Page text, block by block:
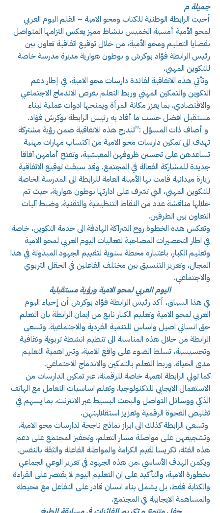
جميلة م
أحيت الرابطة الوطنية للكتاب ومحو الامية – القلم اليوم العربي
لمحو الأمية أمسية الخميس بنشاط مميز يعكس التزامها المتواصل
بقضايا التعليم ومحو الأمية، من خلال توقيع اتفاقية تعاون بين
رئيس الرابطة فؤاد بوكرش و بوطون هوارية مديرة مدرسة خاصة
للتكوين المهني.
وتأتي هذه الاتفاقية لفائدة دارسات محو الامية، في إطار دعم
التكوين والتمكين المهني وربط التعلم بفرص الاندماج الاجتماعي
والاقتصادي، بما يعزز مكانة المرأة ويمنحها ادوات عملية لبناء
مستقبل افضل حسب ما أفاد به رئيس الرابطة بوكرش فؤاد.
و أضاف ذات المسؤل :”تندرج هذه الاتفاقية ضمن رؤية مشتركة
تهدف الى تمكين دارسات محو الامية من اكتساب مهارات مهنية
تساعدهن على تحسين ظروفهن المعيشية، وتفتح أمامهن آفاقا
جديدة للمشاركة الفعالة في المجتمع. وقد سبقت توقيع الاتفاقية
زيارة ميدانية قامت بها الأمينة العامة للرابطة الى المدرسة الخاصة
للتكوين المهني، التي تشرف على ادارتها بوطون هوارية، حيث تم
خلالها مناقشة عدد من النقاط التنظيمية والتقنية، وضبط آليات
التعاون بين الطرفين.
وتعكس هذه الخطوة روح الشراكة الهادفة الى خدمة التكوين، خاصة
في اطار التحضيرات المصاحبة لفعاليات اليوم العربي لمحو الامية
وتعليم الكبار، باعتباره محطة سنوية لتقييم الجهود المبذولة في هذا
المجال، وتعزيز التنسيق بين مختلف الفاعلين في الحقل التربوي
والاجتماعي.
اليوم العربي لمحو الامية ورؤية مستقبلية
في هذا السياق، أكد رئيس الرابطة فؤاد بوكرش أن إحياء اليوم
العربي لمحو الامية وتعليم الكبار نابع من ايمان الرابطة بان التعلم
حق انساني اصيل واساس للتنمية الفردية والاجتماعية. وتسعى
الرابطة من خلال هذه المناسبة الى تنظيم انشطة تربوية وثقافية
وتحسيسية، تسلط الضوء على واقع الامية، وتبرز اهمية التعليم
مدى الحياة، وربط التعلم بالتمكين والاندماج الاجتماعي.
كما تولي الرابطة اهمية خاصة للرقمنة، عبر تمكين الدارسات من
الاستعمال الايجابي للتكنولوجيا، وتعلم اساسيات التعامل مع الهاتف
الذكي ووسائل التواصل والبحث البسيط عبر الانترنت، بما يسهم في
تقليص الفجوة الرقمية وتعزيز استقلاليتهن.
وتسعى الرابطة كذلك الى ابراز نماذج ناجحة لدارسات محو الامية،
وتشجيعهن على مواصلة مسار التعلم، وتحفيز المجتمع على دعم
هذه الفئة، تكريسا لقيم الكرامة والمواطنة الفاعلة والثقة بالنفس.
ويكمن الهدف الأساسي ،من هذه الجهود في تعزيز الوعي الجماعي
بخطورة الامية، والتأكيد على ان التعليم اليوم لا يقتصر على القراءة
والكتابة فقط، بل يشمل بناء انسان قادر على التفاعل مع محيطه
والمساهمة الايجابية في المجتمع.